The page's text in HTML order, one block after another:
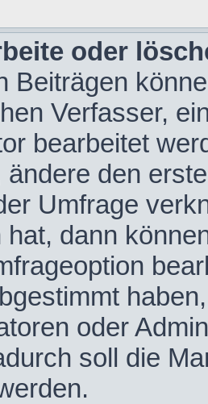
oder
Beiträgen
Verfasser,
bearbeitet
ändere den
Umfrage
hat, dann
oder
soll die